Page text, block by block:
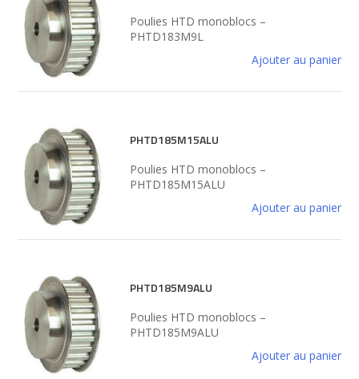
Poulies HTD monoblocs –
PHTD183M9L
Ajouter au panier
PHTD185M15ALU
Poulies HTD monoblocs –
PHTD185M15ALU
Ajouter au panier
PHTD185M9ALU
Poulies HTD monoblocs –
PHTD185M9ALU
Ajouter au panier